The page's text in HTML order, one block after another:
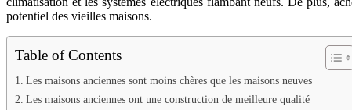
potentiel des vieilles maisons.
Table of Contents
Les maisons anciennes sont moins chères que les maisons neuves
Les maisons anciennes ont une construction de meilleure qualité